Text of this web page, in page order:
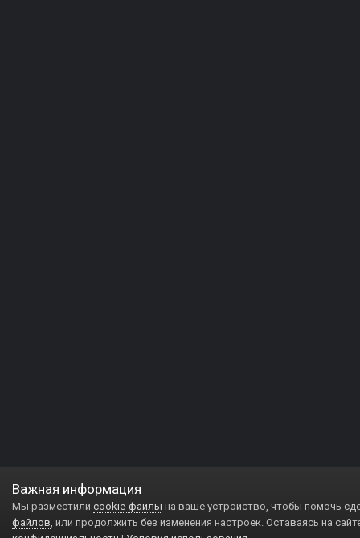
Важная информация
Мы разместили cookie-файлы на ваше устройство, чтобы помочь
файлов, или продолжить без изменения настроек. Оставаясь на